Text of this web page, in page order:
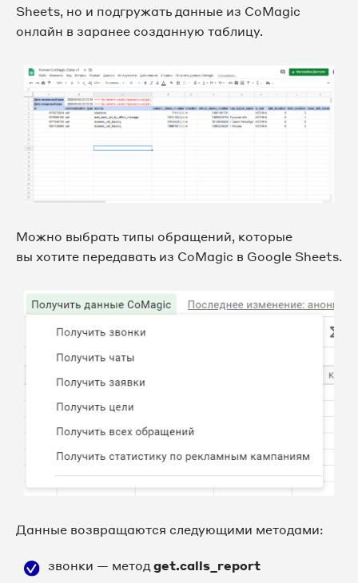
Sheets, но и подгружать данные из CoMagic
онлайн в заранее созданную таблицу.
Можно выбрать типы обращений, которые
вы хотите передавать из CoMagic в Google Sheets.
Данные возвращаются следующими методами:
звонки — методget.calls_report